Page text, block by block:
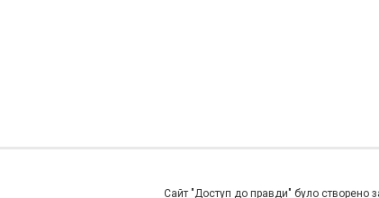
Сайт "Доступ до правди" було створено